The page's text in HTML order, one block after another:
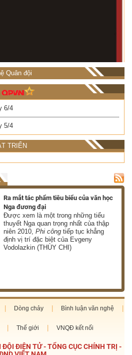
Quân đội
6/4
5/4
TRIỂN
Ra mắt tác phẩm tiêu biểu của văn học
Nga đương đại
Được xem là một trong những tiểu
thuyết Nga quan trọng nhất của thập
niên 2010,Phi công tiếp tục khẳng
định vị trí đặc biệt của Evgeny
Vodolazkin (THÙY CHI)
Dòng chảy Bình luận văn nghệ
Thế giới VNQĐ kết nối
ĐỘI ĐIỆN TỬ - TỔNG CỤC CHÍNH TRỊ -